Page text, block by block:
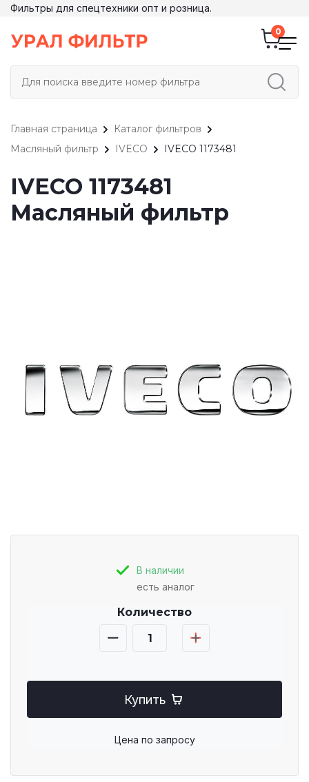
Фильтры для спецтехники опт и розница.
Главная страница
Каталог фильтров
Масляный фильтр
IVECO IVECO 1173481
IVECO 1173481
Масляный фильтр
В наличии
есть аналог
Количество
Купить
Цена по запросу